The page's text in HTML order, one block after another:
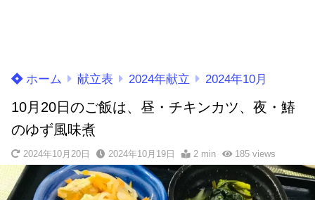
ホーム 献立表 2024年献立 2024年10月
10月20日のご飯は、昼・チキンカツ、夜・鰆
のゆず風味煮
2024年10月20日 2024年10月19日 2 min 185views